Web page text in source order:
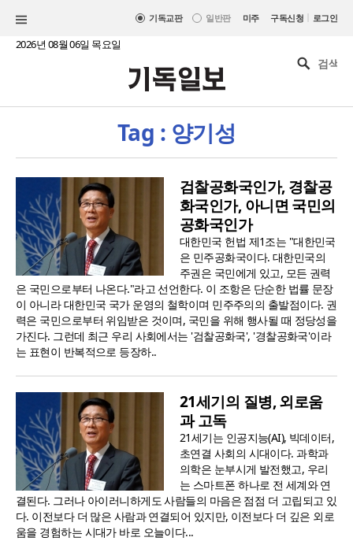
기독교판 일반판 미주 구독신청 | 로그인
2026년 08월 06일 목요일
Tag : 양기성
검찰공화국인가, 경찰공
화국인가, 아니면 국민의
공화국인가
대한민국 헌법 제1조는 "대한민국
은 민주공화국이다. 대한민국의
주권은 국민에게 있고, 모든 권력
은 국민으로부터 나온다."라고 선언한다. 이 조항은 단순한 법률 문장
이 아니라 대한민국 국가 운영의 철학이며 민주주의의 출발점이다. 권
력은 국민으로부터 위임받은 것이며, 국민을 위해 행사될 때 정당성을
가진다. 그런데 최근 우리 사회에서는 '검찰공화국', '경찰공화국'이라
는 표현이 반복적으로 등장하..
21세기의 질병, 외로움
과 고독
21세기는 인공지능(AI), 빅데이터,
초연결 사회의 시대이다. 과학과
의학은 눈부시게 발전했고, 우리
는 스마트폰 하나로 전 세계와 연
결된다. 그러나 아이러니하게도 사람들의 마음은 점점 더 고립되고 있
다. 이전보다 더 많은 사람과 연결되어 있지만, 이전보다 더 깊은 외로
움을 경험하는 시대가 바로 오늘이다...